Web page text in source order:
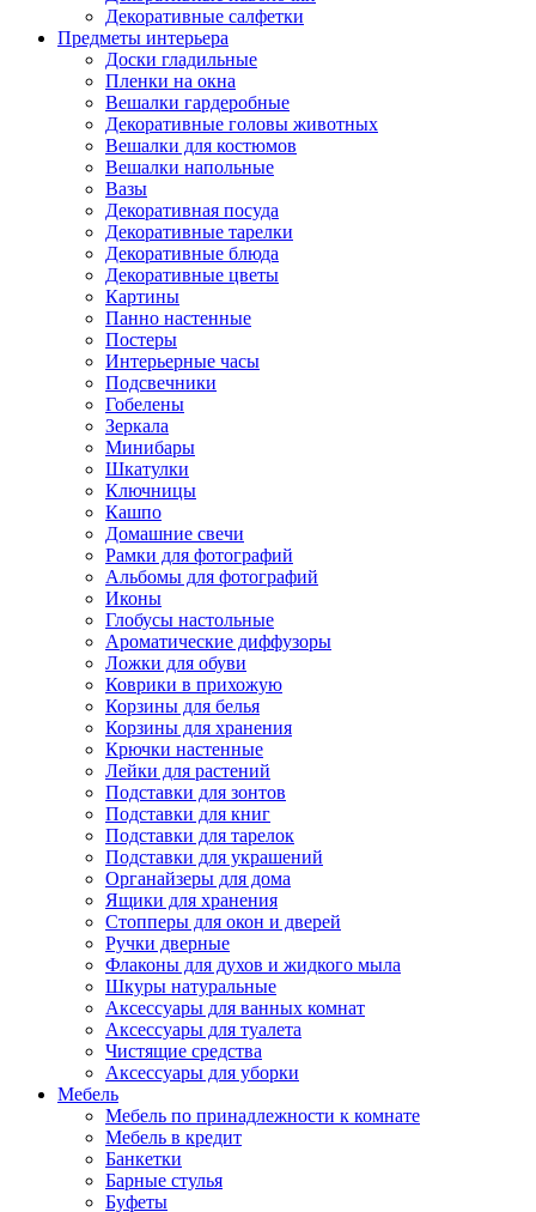
Декоративные салфетки
Предметы интерьера
Доски гладильные
Пленки на окна
Вешалки гардеробные
Декоративные головы животных
Вешалки для костюмов
Вешалки напольные
Вазы
Декоративная посуда
Декоративные тарелки
Декоративные блюда
Декоративные цветы
Картины
Панно настенные
Постеры
Интерьерные часы
Подсвечники
Гобелены
Зеркала
Минибары
Шкатулки
Ключницы
Кашпо
Домашние свечи
Рамки для фотографий
Альбомы для фотографий
Иконы
Глобусы настольные
Ароматические диффузоры
Ложки для обуви
Коврики в прихожую
Корзины для белья
Корзины для хранения
Крючки настенные
Лейки для растений
Подставки для зонтов
Подставки для книг
Подставки для тарелок
Подставки для украшений
Органайзеры для дома
Ящики для хранения
Стопперы для окон и дверей
Ручки дверные
Флаконы для духов и жидкого мыла
Шкуры натуральные
Аксессуары для ванных комнат
Аксессуары для туалета
Чистящие средства
Аксессуары для уборки
Мебель
Мебель по принадлежности к комнате
Мебель в кредит
Банкетки
Барные стулья
Буфеты